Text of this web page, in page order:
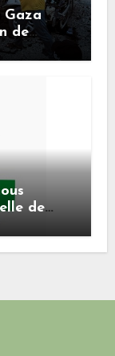
Gaza
de
de
de
l’accord